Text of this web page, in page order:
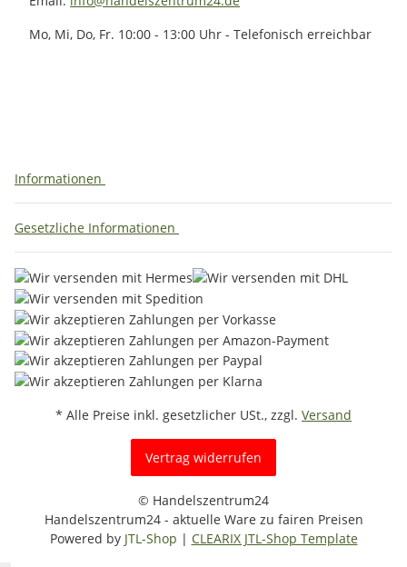
Mo, Mi, Do, Fr. 10:00 - 13:00 Uhr - Telefonisch erreichbar
Informationen
Gesetzliche Informationen
* Alle Preise inkl. gesetzlicher USt., zzgl. Versand
Vertrag widerrufen
© Handelszentrum24
Handelszentrum24 - aktuelle Ware zu fairen Preisen
Powered by JTL-Shop | CLEARIX JTL-Shop Template